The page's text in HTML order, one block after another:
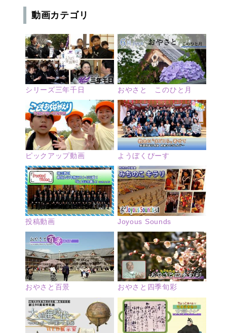
動画カテゴリ
シリーズ三年千日 おやさと このひと月
ピックアップ動画 ようぼくぴーす
投稿動画 Joyous Sounds
おやさと百景 おやさと四季旬彩